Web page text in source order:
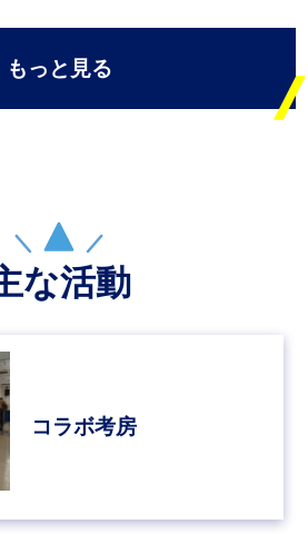
もっと見る
な活動
コラボ考房